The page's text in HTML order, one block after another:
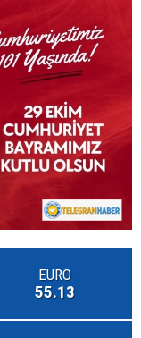
EURO
55.13